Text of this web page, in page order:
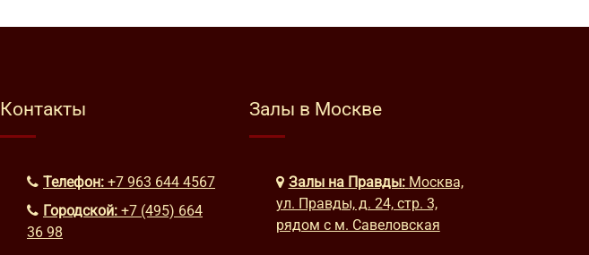
Контакты
Телефон: +7 963 644 4567
Городской: +7 (495) 664
36 98
Залы в Москве
Залы на Правды: Москва,
ул. Правды, д. 24, стр. 3,
рядом с м. Савеловская